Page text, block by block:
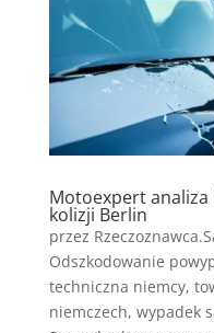
Motoexpert
kolizji Berlin
przez
Odszkodowanie
techniczna niemcy,
niemczech, wypadek